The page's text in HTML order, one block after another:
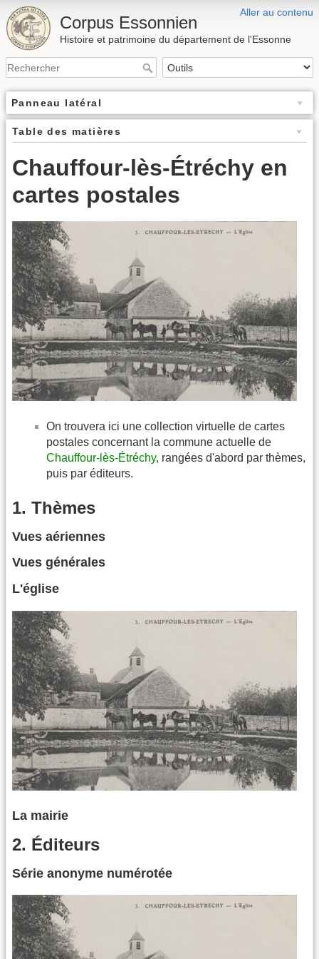
Aller au contenu
Corpus Essonnien
Histoire et patrimoine du département de l'Essonne
Panneau latéral
Table des matières
Chauffour-lès-Étréchy en
cartes postales
On trouvera ici une collection virtuelle de cartes
postales concernant la commune actuelle de
Chauffour-lès-Étréchy, rangées d'abord par thèmes,
puis par éditeurs.
1. Thèmes
Vues aériennes
Vues générales
L'église
La mairie
2. Éditeurs
Série anonyme numérotée